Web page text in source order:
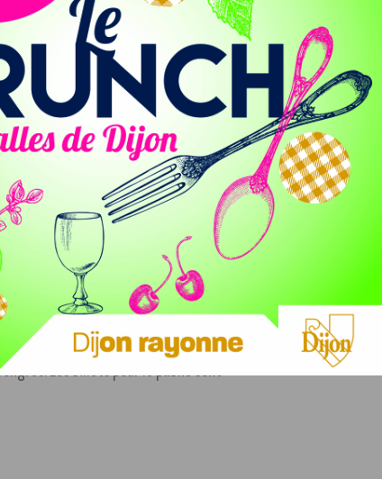
à Dijon, au Palais des Congrès.
accueillera l’icône de la variété
de chez Swann, apportera son expertise
au cours de sa carrière, l’artiste de
Les billets pour le public sont